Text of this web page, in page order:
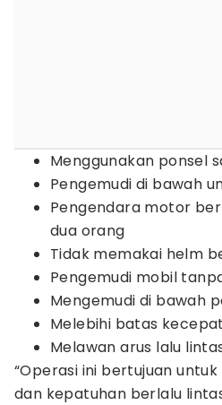
Menggunakan ponsel
Pengemudi di bawah
Pengendara motor
dua orang
Tidak memakai helm
Pengemudi mobil
Mengemudi di bawah
Melebihi batas
Melawan arus lalu
“Operasi ini bertujuan
dan kepatuhan berlalu